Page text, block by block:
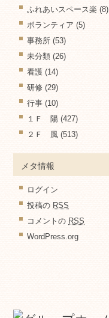
ふれあいスペース楽 (8)
ボランティア (5)
事務所 (53)
未分類 (26)
看護 (14)
研修 (29)
行事 (10)
１Ｆ 陽 (427)
２Ｆ 風 (513)
メタ情報
ログイン
投稿の RSS
コメントの RSS
WordPress.org